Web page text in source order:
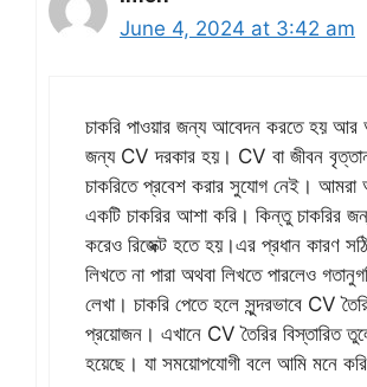
June 4, 2024 at 3:42 am
চাকরি পাওয়ার জন্য আবেদন করতে হয় আর
জন্য CV দরকার হয়। CV বা জীবন
চাকরিতে প্রবেশ করার সুযোগ নেই। আমরা
একটি চাকরির আশা করি। কিন্তু চাকরির
করেও রিজেক্ট হতে হয়।এর প্রধান কারণ
লিখতে না পারা অথবা লিখতে পারলেও
লেখা। চাকরি পেতে হলে সুন্দরভাবে CV
প্রয়োজন। এখানে CV তৈরির বিস্তারিত
হয়েছে। যা সময়োপযোগী বলে আমি মনে